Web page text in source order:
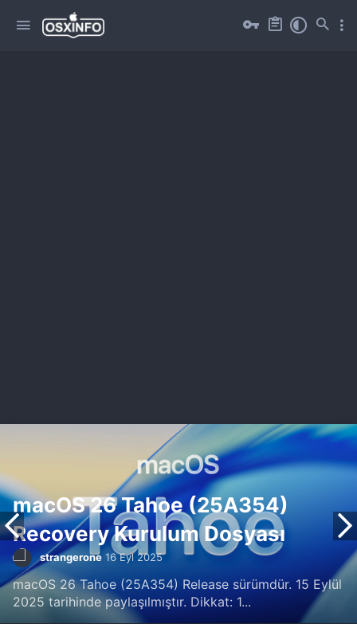
macOS 26 Tahoe (25A354)
Recovery Kurulum Dosyası
strangerone 16 Eyl 2025
macOS 26 Tahoe (25A354) Release sürümdür. 15 Eylül
2025 tarihinde paylaşılmıştır. Dikkat: 1...